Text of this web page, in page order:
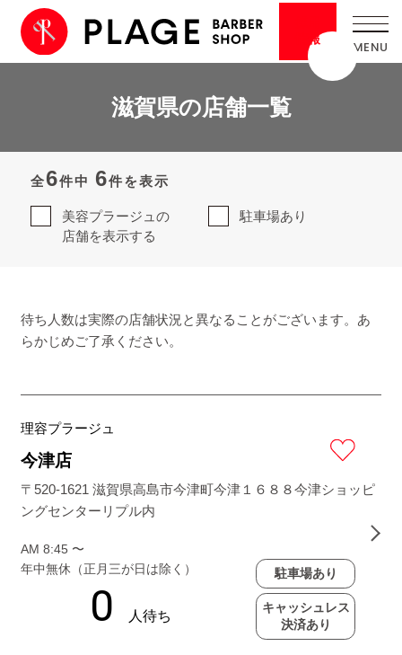
情報
滋賀県の店舗一覧
全6件中 6件を表示
美容プラージュの
店舗を表示する
駐車場あり
待ち人数は実際の店舗状況と異なることがございます。あ
らかじめご了承ください。
理容プラージュ
今津店
〒520-1621 滋賀県高島市今津町今津１６８８今津ショッピ
ングセンターリプル内
AM 8:45 〜
年中無休（正月三が日は除く）
駐車場あり
キャッシュレス
決済あり